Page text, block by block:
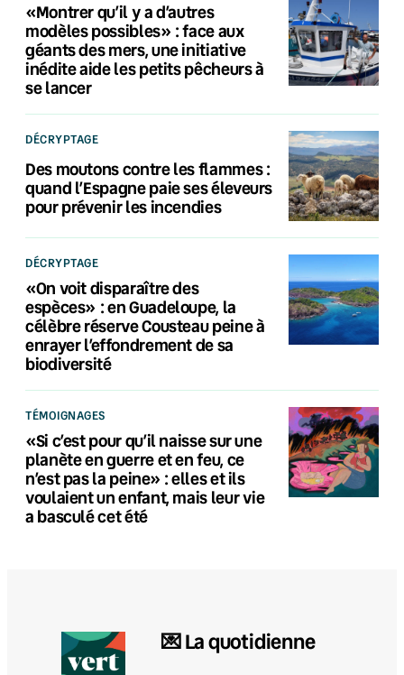
«Montrer qu’il y a d’autres
modèles possibles» : face aux
géants des mers, une initiative
inédite aide les petits pêcheurs à
se lancer
DÉCRYPTAGE
Des moutons contre les flammes :
quand l’Espagne paie ses éleveurs
pour prévenir les incendies
DÉCRYPTAGE
«On voit disparaître des
espèces» : en Guadeloupe, la
célèbre réserve Cousteau peine à
enrayer l’effondrement de sa
biodiversité
TÉMOIGNAGES
«Si c’est pour qu’il naisse sur une
planète en guerre et en feu, ce
n’est pas la peine» : elles et ils
voulaient un enfant, mais leur vie
a basculé cet été
💌 La quotidienne